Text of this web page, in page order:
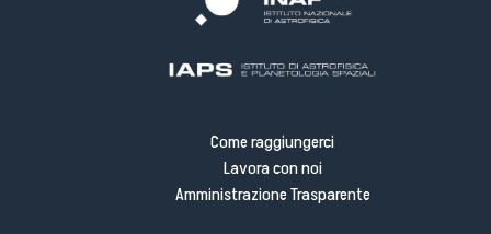
Come raggiungerci
Lavora con noi
Amministrazione Trasparente